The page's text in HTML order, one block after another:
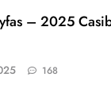
– 2025
168